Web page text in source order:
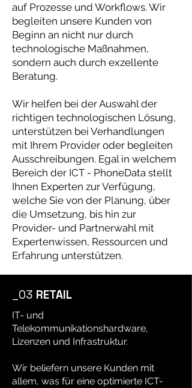
auf Prozesse und Workflows. Wir
begleiten unsere Kunden von
Beginn an nicht nur durch
technologische Maßnahmen,
sondern auch durch exzellente
Beratung.
Wir helfen bei der Auswahl der
richtigen technologischen Lösung,
unterstützen bei Verhandlungen
mit Ihrem Provider oder begleiten
Ausschreibungen. Egal in welchem
Bereich der ICT - PhoneData stellt
Ihnen Experten zur Verfügung,
welche Sie von der Planung, über
die Umsetzung, bis hin zur
Provider- und Partnerwahl mit
Expertenwissen, Ressourcen und
Erfahrung unterstützen.
_03 RETAIL
IT- und
Telekommunikationshardware,
Lizenzen und Infrastruktur.
Wir beliefern unsere Kunden mit
allem, was für eine optimierte ICT-